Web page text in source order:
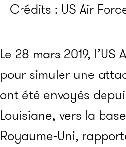
Crédits : US Air
Le 28 mars 2019,
pour simuler une
ont été envoyés
Louisiane, vers la
Royaume-Uni,